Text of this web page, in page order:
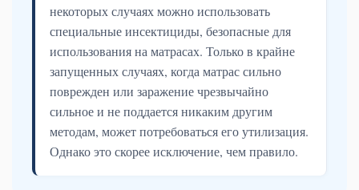
некоторых случаях можно использовать
специальные инсектициды, безопасные для
использования на матрасах. Только в крайне
запущенных случаях, когда матрас сильно
поврежден или заражение чрезвычайно
сильное и не поддается никаким другим
методам, может потребоваться его утилизация.
Однако это скорее исключение, чем правило.